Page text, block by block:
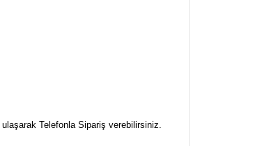
Telefonla Sipariş verebilirsiniz.